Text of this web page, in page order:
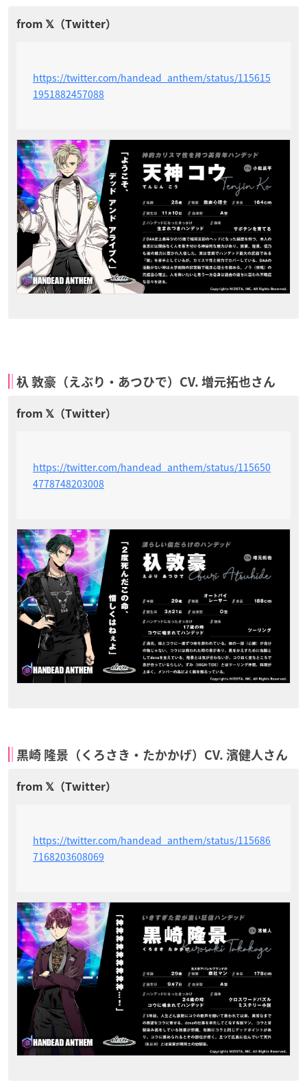
https://twitter.com/handead_anthem/status/115615
1951882457088
杁 敦豪（えぶり・あつひで）CV. 増元拓也さん
https://twitter.com/handead_anthem/status/115650
4778748203008
黒崎 隆景（くろさき・たかかげ）CV. 濱健人さん
https://twitter.com/handead_anthem/status/115686
7168203608069